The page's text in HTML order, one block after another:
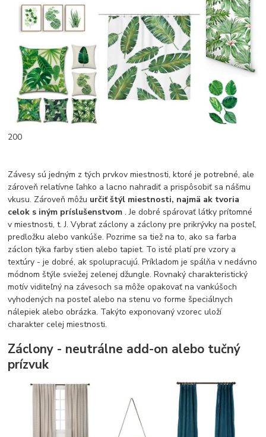
200
Závesy sú jedným z tých prvkov miestnosti, ktoré je potrebné, ale
zároveň relatívne ľahko a lacno nahradiť a prispôsobiť sa nášmu
vkusu. Zároveň môžu určiť štýl miestnosti, najmä ak tvoria
celok s iným príslušenstvom. Je dobré spárovať látky prítomné
v miestnosti, t. J. Vybrať záclony a záclony pre prikrývky na posteľ,
predložku alebo vankúše. Pozrime sa tiež na to, ako sa farba
záclon týka farby stien alebo tapiet. To isté platí pre vzory a
textúry - je dobré, ak spolupracujú. Príkladom je spálňa v nedávno
módnom štýle sviežej zelenej džungle. Rovnaký charakteristický
motív viditeľný na závesoch sa môže opakovať na vankúšoch
vyhodených na posteľ alebo na stenu vo forme špeciálnych
nálepiek alebo obrázka. Takýto exponovaný vzorec uloží
charakter celej miestnosti.
Záclony - neutrálne add-on alebo tučný
prízvuk